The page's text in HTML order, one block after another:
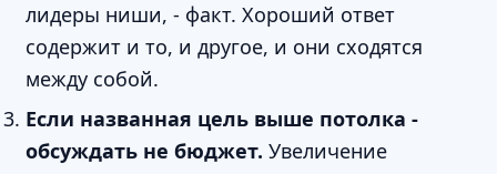
лидеры ниши, - факт. Хороший ответ
содержит и то, и другое, и они сходятся
между собой.
Если названная цель выше потолка -
обсуждать не бюджет. Увеличение